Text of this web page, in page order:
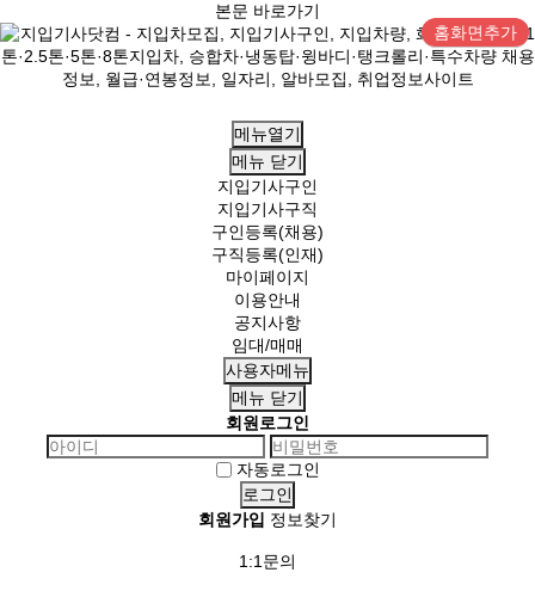
본문 바로가기
홈화면추가
메뉴열기
메뉴 닫기
지입기사구인
지입기사구직
구인등록(채용)
구직등록(인재)
마이페이지
이용안내
공지사항
임대/매매
사용자메뉴
메뉴 닫기
회원로그인
자동로그인
회원가입 정보찾기
1:1문의